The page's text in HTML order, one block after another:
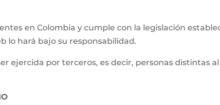
en Colombia y cumple con la legislación
lo hará bajo su responsabilidad.
ejercida por terceros, es decir, personas distintas